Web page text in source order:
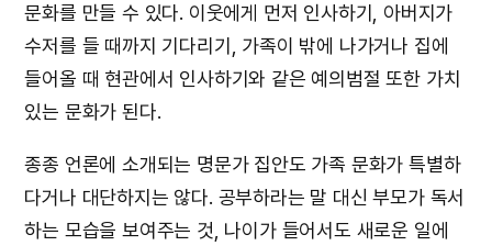
문화를 만들 수 있다. 이웃에게 먼저 인사하기, 아버지가
수저를 들 때까지 기다리기, 가족이 밖에 나가거나 집에
들어올 때 현관에서 인사하기와 같은 예의범절 또한 가치
있는 문화가 된다.
종종 언론에 소개되는 명문가 집안도 가족 문화가 특별하
다거나 대단하지는 않다. 공부하라는 말 대신 부모가 독서
하는 모습을 보여주는 것, 나이가 들어서도 새로운 일에